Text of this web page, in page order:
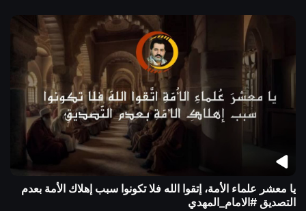
يا معشر علماء الأمة، إتقوا الله فلا تكونوا سبب إهلاك الأمة بعدم
التصديق #الامام_المهدي